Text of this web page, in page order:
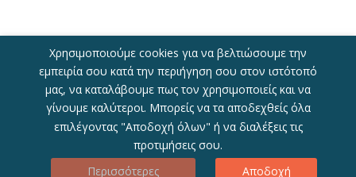
Χρησιμοποιούμε cookies για να βελτιώσουμε την
εμπειρία σου κατά την περιήγηση σου στον ιστότοπό
μας, να καταλάβουμε πως τον χρησιμοποιείς και να
γίνουμε καλύτεροι. Μπορείς να τα αποδεχθείς όλα
επιλέγοντας "Αποδοχή όλων" ή να διαλέξεις τις
προτιμήσεις σου.
Περισσότερες
Αποδοχή